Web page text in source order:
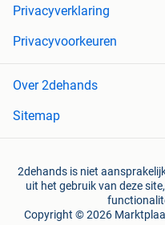
Privacyverklaring
Privacyvoorkeuren
Over 2dehands
Sitemap
2dehands is niet
uit het gebruik van deze
Copyright © 2026